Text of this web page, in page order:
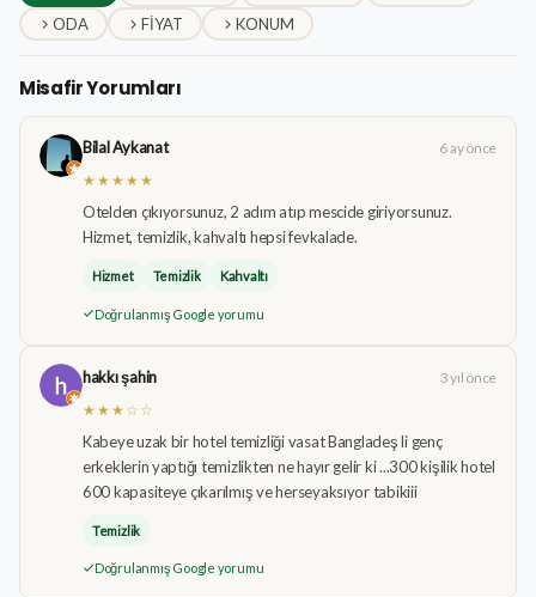
ODA
FIYAT KONUM
Misafir Yorumları
Bilal Aykanat
6 ay önce
★★★★★
Otelden çıkıyorsunuz, 2 adım atıp mescide giriyorsunuz.
Hizmet, temizlik, kahvaltı hepsi fevkalade.
Hizmet Temizlik Kahvaltı
Doğrulanmış Google yorumu
hakkı şahin
3 yıl önce
★★★☆☆
Kabeye uzak bir hotel temizliği vasat Bangladeş li genç
erkeklerin yaptığı temizlikten ne hayır gelir ki ...300 kişilik hotel
600 kapasiteye çıkarılmış ve herseyaksıyor tabikiii
Temizlik
Doğrulanmış Google yorumu